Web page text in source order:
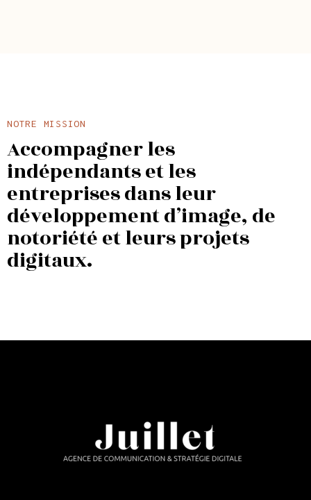
NOTRE MISSION
Accompagner les
indépendants et les
entreprises dans leur
développement d’image, de
notoriété et leurs projets
digitaux.